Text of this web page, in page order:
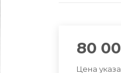
80
Цена